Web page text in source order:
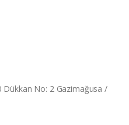
Dükkan No: 2 Gazimağusa /